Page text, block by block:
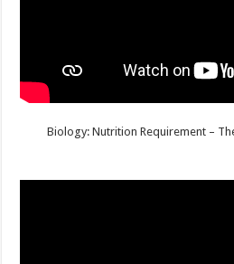
Biology: Nutrition Requirement –